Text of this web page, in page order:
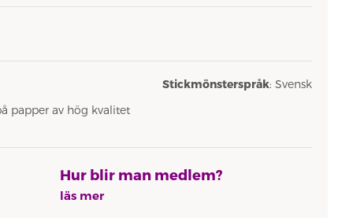
Stickmönsterspråk: Svensk
papper av hög kvalitet
Hur blir man medlem?
läs mer